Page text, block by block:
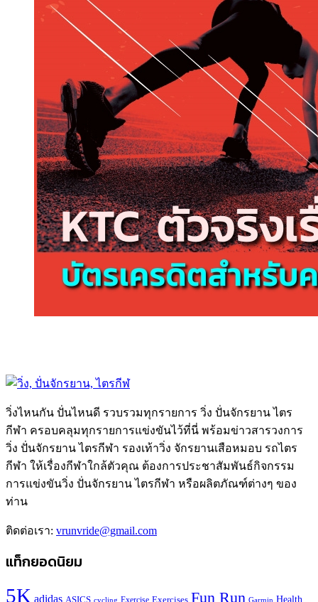
วิ่งไหนกัน ปั่นไหนดี รวบรวมทุกรายการ วิ่ง ปั่นจักรยาน ไตร
กีฬา ครอบคลุมทุกรายการแข่งขันไว้ที่นี่ พร้อมข่าวสารวงการ
วิ่ง ปั่นจักรยาน ไตรกีฬา รองเท้าวิ่ง จักรยานเสือหมอบ รถไตร
กีฬา ให้เรื่องกีฬาใกล้ตัวคุณ ต้องการประชาสัมพันธ์กิจกรรม
การแข่งขันวิ่ง ปั่นจักรยาน ไตรกีฬา หรือผลิตภัณฑ์ต่างๆ ของ
ท่าน
ติดต่อเรา: vrunvride@gmail.com
แท็กยอดนิยม
5K adidas ASICS cycling Exercises Fun Run Garmin Health